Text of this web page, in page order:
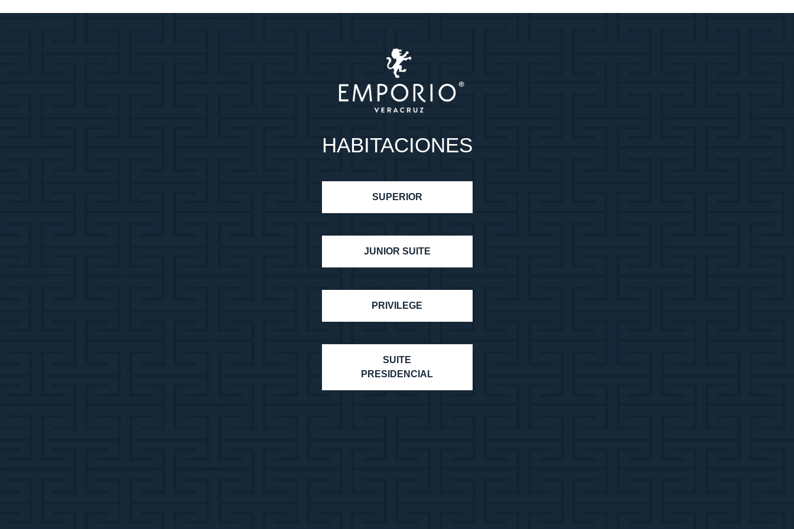
HABITACIONES
SUPERIOR
JUNIOR SUITE
PRIVILEGE
SUITE
PRESIDENCIAL